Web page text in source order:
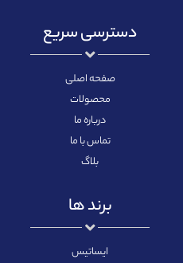
دسترسی سریع
صفحه اصلی
محصولات
درباره ما
تماس با ما
بلاگ
برند ها
ایساتیس